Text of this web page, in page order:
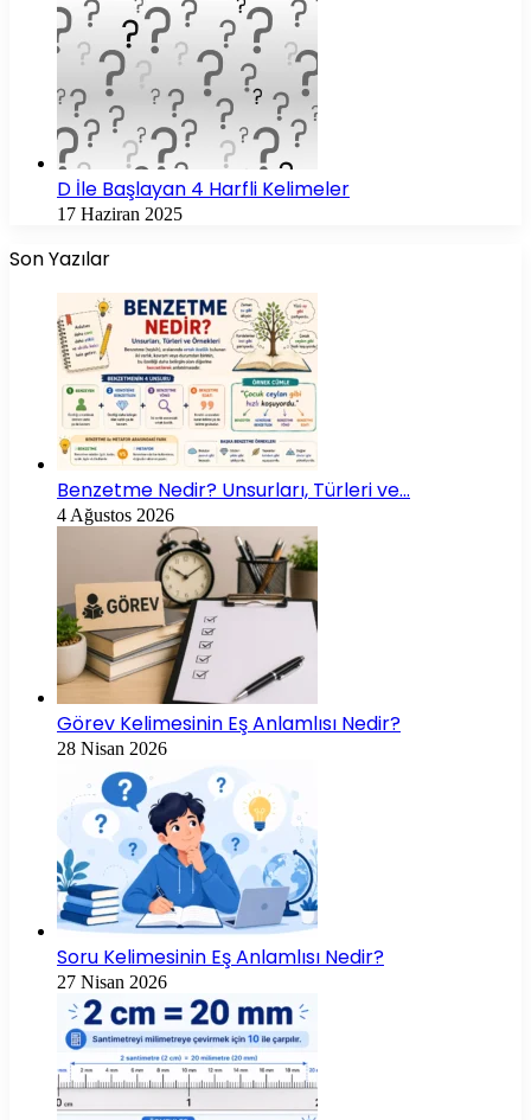
D İle Başlayan 4 Harfli Kelimeler
17 Haziran 2025
Son Yazılar
Benzetme Nedir? Unsurları, Türleri ve…
4 Ağustos 2026
Görev Kelimesinin Eş Anlamlısı Nedir?
28 Nisan 2026
Soru Kelimesinin Eş Anlamlısı Nedir?
27 Nisan 2026